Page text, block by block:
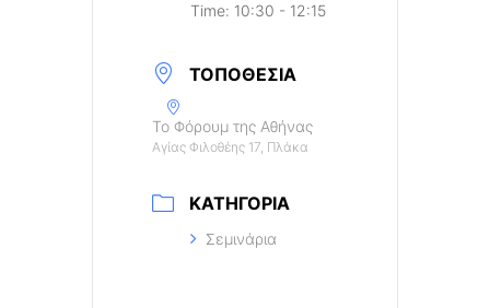
Time: 10:30 - 12:15
ΤΟΠΟΘΕΣΊΑ
Το Φόρουμ της Αθήνας
Αγίας Φιλοθέης 17, Πλάκα
ΚΑΤΗΓΟΡΊΑ
Σεμινάρια